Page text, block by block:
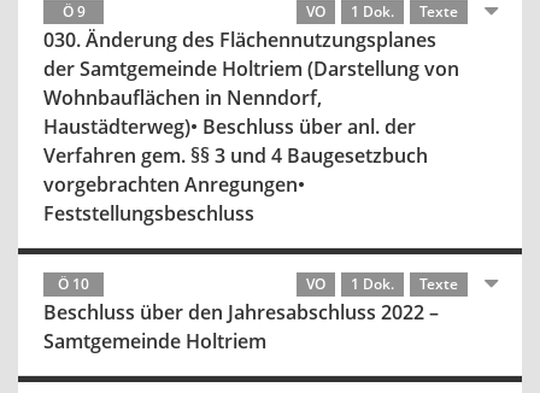
Ö 9 VO 1 Dok. Texte
030. Änderung des Flächennutzungsplanes
der Samtgemeinde Holtriem (Darstellung von
Wohnbauflächen in Nenndorf,
Haustädterweg)• Beschluss über anl. der
Verfahren gem. §§ 3 und 4 Baugesetzbuch
vorgebrachten Anregungen•
Feststellungsbeschluss
Ö 10 VO 1 Dok. Texte
Beschluss über den Jahresabschluss 2022 –
Samtgemeinde Holtriem